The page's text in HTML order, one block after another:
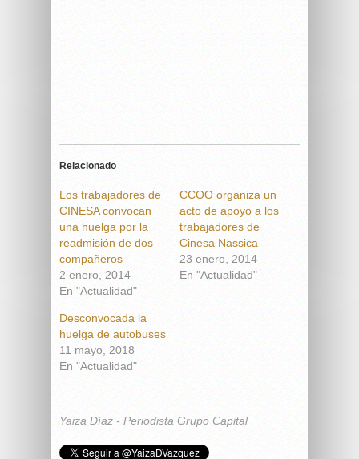
Relacionado
Los trabajadores de
CINESA convocan
una huelga por la
readmisión de dos
compañeros
2 enero, 2014
En "Actualidad"
CCOO organiza un
acto de apoyo a los
trabajadores de
Cinesa Nassica
23 enero, 2014
En "Actualidad"
Desconvocada la
huelga de autobuses
11 mayo, 2018
En "Actualidad"
Yaiza Díaz - Periodista Grupo Capital